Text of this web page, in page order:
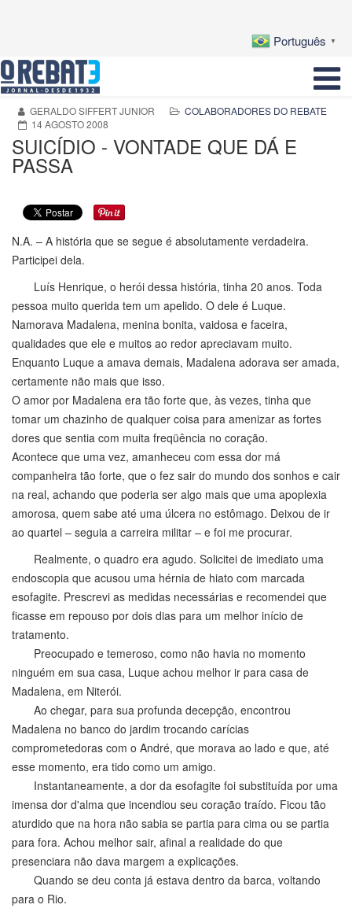
Português ▼
GERALDO SIFFERT JUNIOR
COLABORADORES DO REBATE
14 AGOSTO 2008
SUICÍDIO - VONTADE QUE DÁ E
PASSA
N.A. – A história que se segue é absolutamente verdadeira.
Participei dela.
Luís Henrique, o herói dessa história, tinha 20 anos. Toda
pessoa muito querida tem um apelido. O dele é Luque.
Namorava Madalena, menina bonita, vaidosa e faceira,
qualidades que ele e muitos ao redor apreciavam muito.
Enquanto Luque a amava demais, Madalena adorava ser amada,
certamente não mais que isso.
O amor por Madalena era tão forte que, às vezes, tinha que
tomar um chazinho de qualquer coisa para amenizar as fortes
dores que sentia com muita freqüência no coração.
Acontece que uma vez, amanheceu com essa dor má
companheira tão forte, que o fez sair do mundo dos sonhos e cair
na real, achando que poderia ser algo mais que uma apoplexia
amorosa, quem sabe até uma úlcera no estômago. Deixou de ir
ao quartel – seguia a carreira militar – e foi me procurar.
Realmente, o quadro era agudo. Solicitei de imediato uma
endoscopia que acusou uma hérnia de hiato com marcada
esofagite. Prescrevi as medidas necessárias e recomendei que
ficasse em repouso por dois dias para um melhor início de
tratamento.
Preocupado e temeroso, como não havia no momento
ninguém em sua casa, Luque achou melhor ir para casa de
Madalena, em Niterói.
Ao chegar, para sua profunda decepção, encontrou
Madalena no banco do jardim trocando carícias
comprometedoras com o André, que morava ao lado e que, até
esse momento, era tido como um amigo.
Instantaneamente, a dor da esofagite foi substituída por uma
imensa dor d'alma que incendiou seu coração traído. Ficou tão
aturdido que na hora não sabia se partia para cima ou se partia
para fora. Achou melhor sair, afinal a realidade do que
presenciara não dava margem a explicações.
Quando se deu conta já estava dentro da barca, voltando
para o Rio.